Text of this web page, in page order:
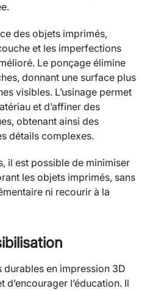
des objets imprimés,
et les imperfections
Le ponçage élimine
donnant une surface plus
visibles. L’usinage permet
et d’affiner des
obtenant ainsi des
détails complexes.
il est possible de minimiser
les objets imprimés, sans
ni recourir à la
en impression 3D
l’éducation. Il